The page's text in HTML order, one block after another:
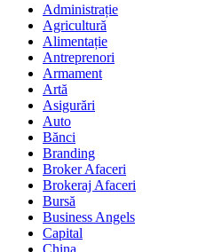
Administrație
Agricultură
Alimentație
Antreprenori
Armament
Artă
Asigurări
Auto
Bănci
Branding
Broker Afaceri
Brokeraj Afaceri
Bursă
Business Angels
Capital
China